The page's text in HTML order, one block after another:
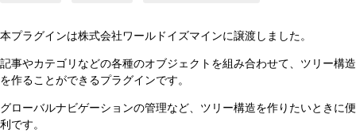
本プラグインは株式会社ワールドイズマインに譲渡しました。
記事やカテゴリなどの各種のオブジェクトを組み合わせて、ツリー構造
を作ることができるプラグインです。
グローバルナビゲーションの管理など、ツリー構造を作りたいときに便
利です。